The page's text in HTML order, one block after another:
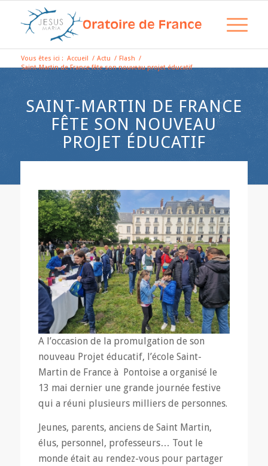
Vous êtes ici : Accueil / Actu / Flash /
Saint-Martin de France fête son nouveau projet éducatif
SAINT-MARTIN DE FRANCE
FÊTE SON NOUVEAU
PROJET ÉDUCATIF
A l’occasion de la promulgation de son
nouveau Projet éducatif, l’école Saint-
Martin de France à Pontoise a organisé le
13 mai dernier une grande journée festive
qui a réuni plusieurs milliers de personnes.
Jeunes, parents, anciens de Saint Martin,
élus, personnel, professeurs… Tout le
monde était au rendez-vous pour partager